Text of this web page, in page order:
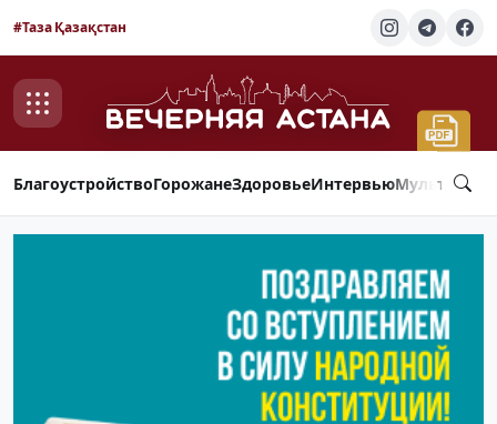
#Таза Қазақстан
БлагоустройствоГорожанеЗдоровьеИнтервью